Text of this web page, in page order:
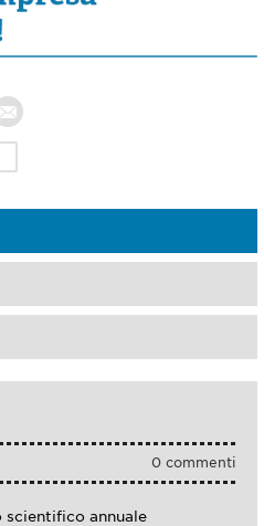
0 commenti
scientifico annuale